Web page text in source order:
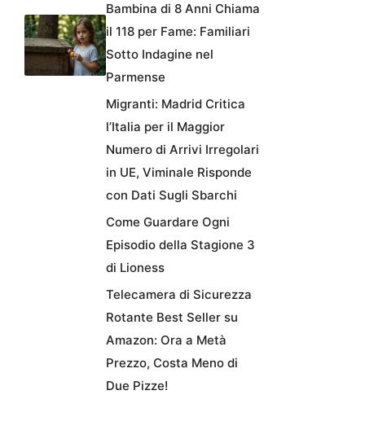
Bambina di 8 Anni Chiama
il 118 per Fame: Familiari
Sotto Indagine nel
Parmense
Migranti: Madrid Critica
l’Italia per il Maggior
Numero di Arrivi Irregolari
in UE, Viminale Risponde
con Dati Sugli Sbarchi
Come Guardare Ogni
Episodio della Stagione 3
di Lioness
Telecamera di Sicurezza
Rotante Best Seller su
Amazon: Ora a Metà
Prezzo, Costa Meno di
Due Pizze!